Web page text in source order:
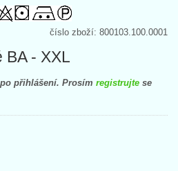
číslo zboží: 800103.100.0001
BA - XXL
přihlášení. Prosím registrujte se